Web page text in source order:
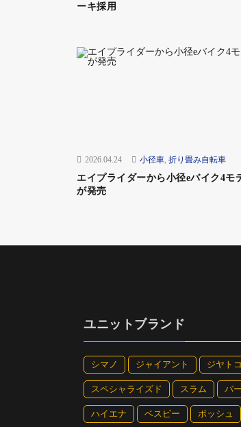
ーキ採用
2026.04.24 小径車 折り畳み自転車
エイプライダーから小径eバイク4モ
が発売
ユニットブランド
シマノ ジャイアント ジヤトコ
スペシャライズド スラム バ
ハイエナ ベスビー ボッシュ